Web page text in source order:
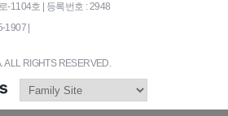
-1104호 | 등록번호 : 2948
1907 |
ALL RIGHTS RESERVED.169|End Timer : 0.0703125